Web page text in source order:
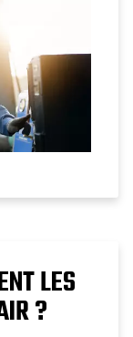
LES
?